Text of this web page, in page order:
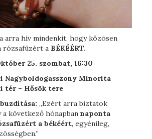
arra hív mindenkit, hogy közösen
rózsafüzért a BÉKÉÉRT.
25. szombat, 16:30
Nagyboldogasszony Minorita
tér – Hősök tere
„Ezért arra biztatok
következő hónapban naponta
a békéért, egyénileg,